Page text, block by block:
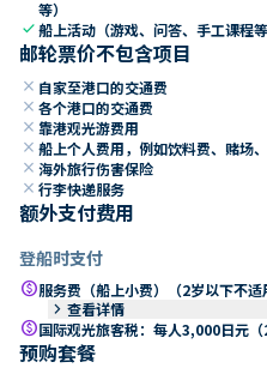
等）
check船上活动（游戏、问答、手工课程等
邮轮票价不包含项目
close 自家至港口的交通费
close 各个港口的交通费
close 靠港观光游费用
close 船上个人费用，例如饮料费、赌场
close 海外旅行伤害保险
close 行李快递服务
额外支付费用
登船时支付
paid服务费（船上小费）（2岁以下不适
keyboard_arrow_right 查看详情
paid国际观光旅客税：每人3,000日元
预购套餐